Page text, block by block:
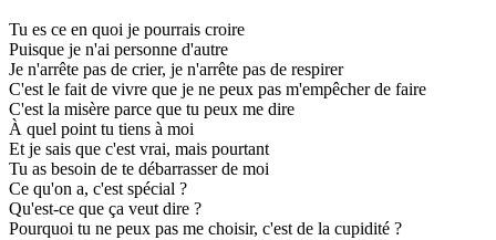
Tu es ce en quoi je pourrais croire
Puisque je n'ai personne d'autre
Je n'arrête pas de crier, je n'arrête pas de respirer
C'est le fait de vivre que je ne peux pas m'empêcher de faire
C'est la misère parce que tu peux me dire
À quel point tu tiens à moi
Et je sais que c'est vrai, mais pourtant
Tu as besoin de te débarrasser de moi
Ce qu'on a, c'est spécial ?
Qu'est-ce que ça veut dire ?
Pourquoi tu ne peux pas me choisir, c'est de la cupidité ?